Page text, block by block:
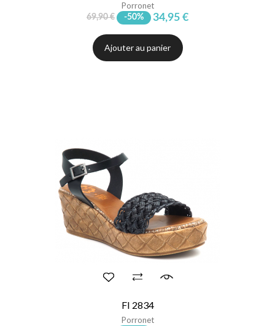
Porronet
69,90 € -50% 34,95 €
Ajouter au panier
FI 2834
Porronet